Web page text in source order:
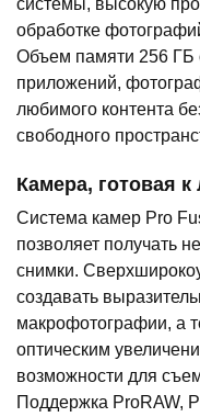
системы, высокую
обработке
Объем памяти 256 ГБ
приложений,
любимого контента
свободного
Камера, готовая
Система камер Pro
позволяет получать
снимки.
создавать
макрофотографии, а
оптическим
возможности для
Поддержка ProRAW,